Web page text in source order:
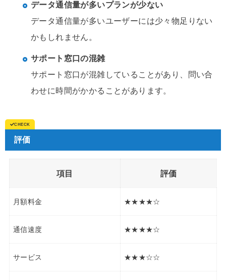
データ通信量が多いプランが少ない
データ通信量が多いユーザーには少々物足りない
かもしれません。
サポート窓口の混雑
サポート窓口が混雑していることがあり、問い合
わせに時間がかかることがあります。
評価
項目 評価
月額料金 ★★★★☆
通信速度 ★★★★☆
サービス ★★★☆☆